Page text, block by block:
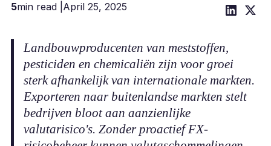
5min read | April 25, 2025
Landbouwproducenten van meststoffen,
pesticiden en chemicaliën zijn voor groei
sterk afhankelijk van internationale markten.
Exporteren naar buitenlandse markten stelt
bedrijven bloot aan aanzienlijke
valutarisico's. Zonder proactief FX-